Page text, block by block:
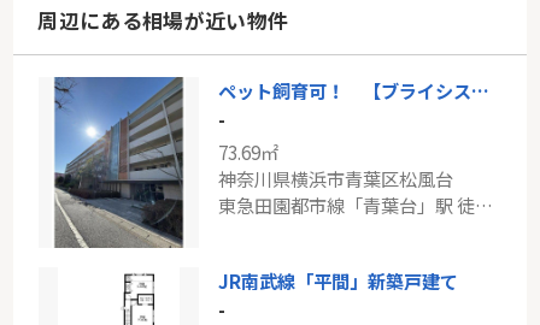
周辺にある相場が近い物件
ペット飼育可！ 【ブライシス青葉台】
-
73.69㎡
神奈川県横浜市青葉区松風台
東急田園都市線「青葉台」駅 徒歩9分
JR南武線「平間」新築戸建て
-